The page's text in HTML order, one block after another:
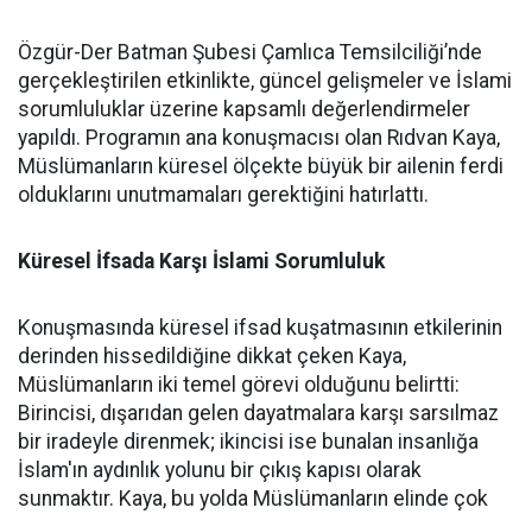
Özgür-Der Batman Şubesi Çamlıca Temsilciliği’nde
gerçekleştirilen etkinlikte, güncel gelişmeler ve İslami
sorumluluklar üzerine kapsamlı değerlendirmeler
yapıldı. Programın ana konuşmacısı olan Rıdvan Kaya,
Müslümanların küresel ölçekte büyük bir ailenin ferdi
olduklarını unutmamaları gerektiğini hatırlattı.
Küresel İfsada Karşı İslami Sorumluluk
Konuşmasında küresel ifsad kuşatmasının etkilerinin
derinden hissedildiğine dikkat çeken Kaya,
Müslümanların iki temel görevi olduğunu belirtti:
Birincisi, dışarıdan gelen dayatmalara karşı sarsılmaz
bir iradeyle direnmek; ikincisi ise bunalan insanlığa
İslam'ın aydınlık yolunu bir çıkış kapısı olarak
sunmaktır. Kaya, bu yolda Müslümanların elinde çok